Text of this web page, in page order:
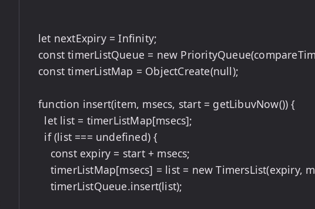
let nextExpiry = Infinity;
const timerListQueue = new
const timerListMap = ObjectCreate(null);
function insert(item, msecs, start = getLibuvNow()) {